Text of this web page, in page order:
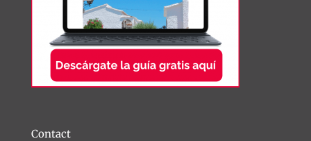
Contact